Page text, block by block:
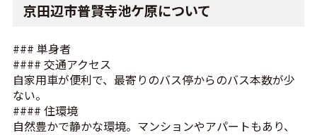
京田辺市普賢寺池ケ原について
### 単身者
#### 交通アクセス
自家用車が便利で、最寄りのバス停からのバス本数が少
ない。
#### 住環境
自然豊かで静かな環境。マンションやアパートもあり、